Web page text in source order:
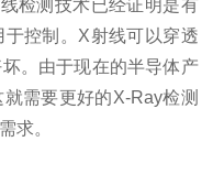
检测技术已经证明是有
控制。X射线可以穿透
。由于现在的半导体产
需要更好的X-Ray检测
求。